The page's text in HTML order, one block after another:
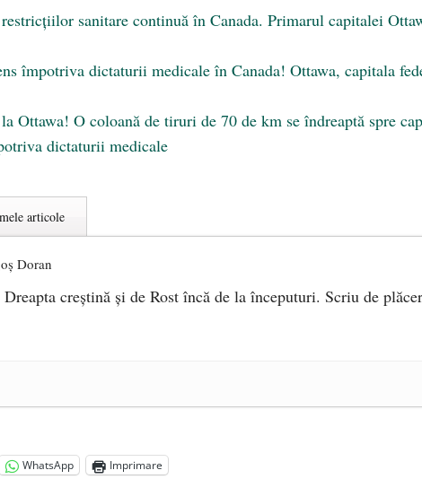
sanitare continuă în Canada. Primarul capitalei
împotriva dictaturii medicale în Canada! Ottawa, capitala
Ottawa! O coloană de tiruri de 70 de km se îndreaptă spre
dictaturii medicale
articole
Doran
creștină și de Rost încă de la începuturi. Scriu de
11 martie 2025
WhatsApp Imprimare